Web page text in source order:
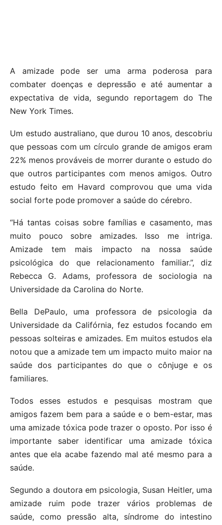
A amizade pode ser uma arma poderosa para
combater doenças e depressão e até aumentar a
expectativa de vida, segundo reportagem do The
New York Times.
Um estudo australiano, que durou 10 anos, descobriu
que pessoas com um círculo grande de amigos eram
22% menos prováveis de morrer durante o estudo do
que outros participantes com menos amigos. Outro
estudo feito em Havard comprovou que uma vida
social forte pode promover a saúde do cérebro.
“Há tantas coisas sobre famílias e casamento, mas
muito pouco sobre amizades. Isso me intriga.
Amizade tem mais impacto na nossa saúde
psicológica do que relacionamento familiar.”, diz
Rebecca G. Adams, professora de sociologia na
Universidade da Carolina do Norte.
Bella DePaulo, uma professora de psicologia da
Universidade da Califórnia, fez estudos focando em
pessoas solteiras e amizades. Em muitos estudos ela
notou que a amizade tem um impacto muito maior na
saúde dos participantes do que o cônjuge e os
familiares.
Todos esses estudos e pesquisas mostram que
amigos fazem bem para a saúde e o bem-estar, mas
uma amizade tóxica pode trazer o oposto. Por isso é
importante saber identificar uma amizade tóxica
antes que ela acabe fazendo mal até mesmo para a
saúde.
Segundo a doutora em psicologia, Susan Heitler, uma
amizade ruim pode trazer vários problemas de
saúde, como pressão alta, síndrome do intestino